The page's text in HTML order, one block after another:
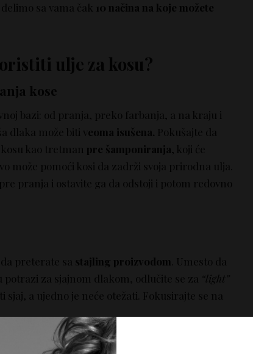
sa vama čak 10 načina na koje možete
ulje za kosu?
kose
bazi: od pranja, preko farbanja, a na kraju i
dlaka može biti v eoma isušena. Pokušajte da
kao tretman pre šamponiranja, koji će
može pomoći kosi da zadrži svoja prirodna ulja.
pranja i ostavite ga da odstoji i potom redovno
preterate sa stajling proizvodom . Umesto da
potrazi za sjajnom dlakom, odlučite se za “light”
sjaj, a ujedno je neće otežati. Fokusirajte se na